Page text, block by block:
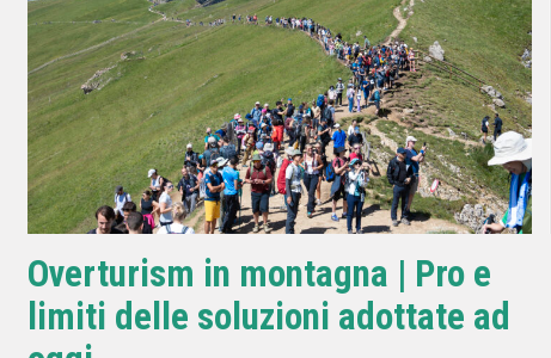
Overturism in montagna | Pro e
limiti delle soluzioni adottate ad